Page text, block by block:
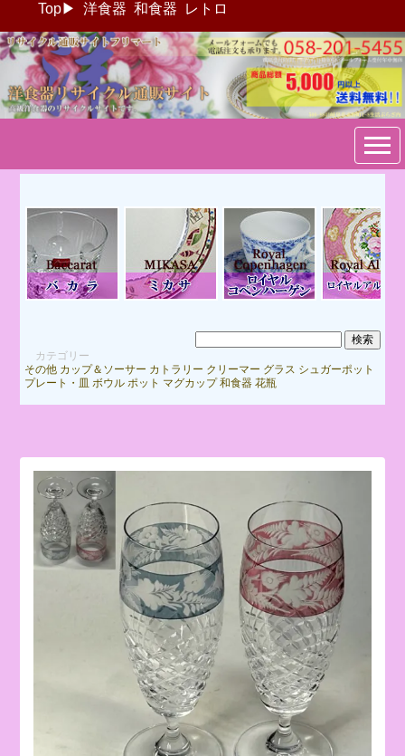
Top▶ 洋食器 和食器 レトロ
ブランド洋食器：リサイクル
通販サイトフリマート
カテゴリー
その他 カップ＆ソーサー カトラリー クリーマー グラス シュガーポット
プレート・皿 ボウル ポット マグカップ 和食器 花瓶